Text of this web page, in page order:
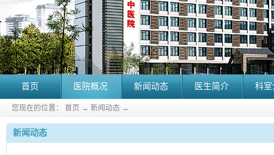
首页 医院概况 新闻动态 医生简介 科
您现在的位置： 首页 → 新闻动态 →
新闻动态